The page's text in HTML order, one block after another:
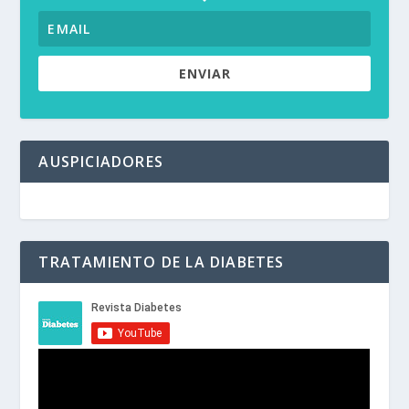
ENVIAR
AUSPICIADORES
TRATAMIENTO DE LA DIABETES